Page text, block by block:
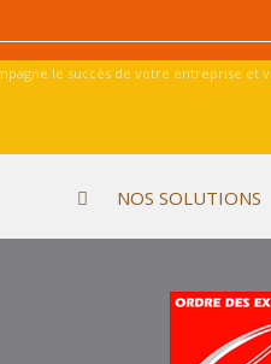
le succès de votre entreprise et
NOS SOLUTIONS